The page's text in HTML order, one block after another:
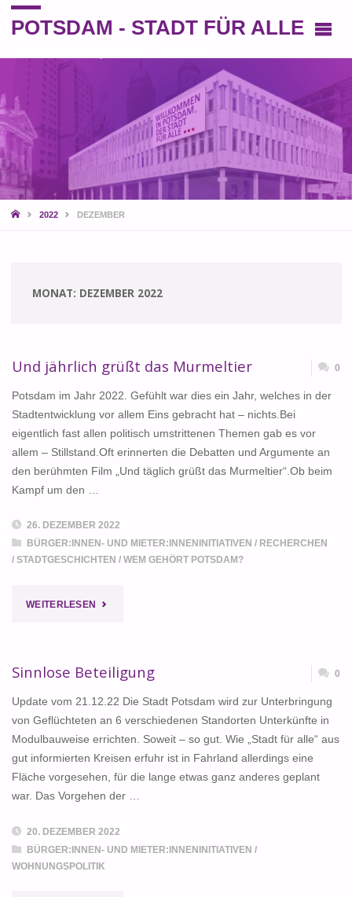
POTSDAM - STADT FÜR ALLE
START2022 DEZEMBER
MONAT: DEZEMBER 2022
Und jährlich grüßt das Murmeltier 0
Potsdam im Jahr 2022. Gefühlt war dies ein Jahr, welches in der
Stadtentwicklung vor allem Eins gebracht hat – nichts.Bei
eigentlich fast allen politisch umstrittenen Themen gab es vor
allem – Stillstand.Oft erinnerten die Debatten und Argumente an
den berühmten Film „Und täglich grüßt das Murmeltier“.Ob beim
Kampf um den …
26. DEZEMBER 2022
BÜRGER:INNEN- UND MIETER:INNENINITIATIVEN / RECHERCHEN
/ STADTGESCHICHTEN / WEM GEHÖRT POTSDAM?
WEITERLESEN "UND
GRÜSST D
AS M
Sinnlose Beteiligung 0
Update vom 21.12.22 Die Stadt Potsdam wird zur Unterbringung
von Geflüchteten an 6 verschiedenen Standorten Unterkünfte in
Modulbauweise errichten. Soweit – so gut. Wie „Stadt für alle“ aus
gut informierten Kreisen erfuhr ist in Fahrland allerdings eine
Fläche vorgesehen, für die lange etwas ganz anderes geplant
war. Das Vorgehen der …
20. DEZEMBER 2022
BÜRGER:INNEN- UND MIETER:INNENINITIATIVEN /
WOHNUNGSPOLITIK